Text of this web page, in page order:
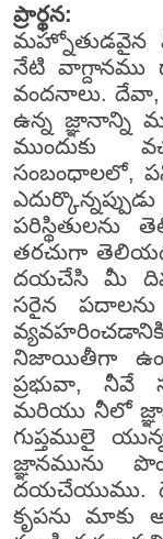
ప్రార్థన:
మహ్నోతుడవైన
నేటి వాగ్దానము
వందనాలు. దేవా,
ఉన్న జ్ఞానాన్ని
ముందుకు
సంబంధాలలో,
తరచుగా
దయచేసి మీ
సరైన
నిజాయితీగా
ప్రభువా, నీవే
మరియు నీలో
గుప్తములై
జ్ఞానమును
దయచేయుము.
కృపను మాకు